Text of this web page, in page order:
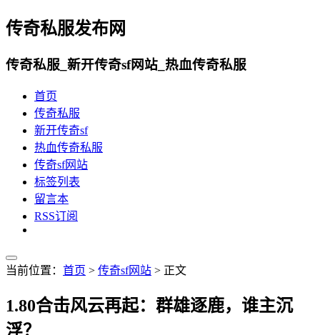
传奇私服发布网
传奇私服_新开传奇sf网站_热血传奇私服
首页
传奇私服
新开传奇sf
热血传奇私服
传奇sf网站
标签列表
留言本
RSS订阅
当前位置： 首页 > 传奇sf网站 > 正文
1.80合击风云再起：群雄逐鹿，谁主沉
浮？